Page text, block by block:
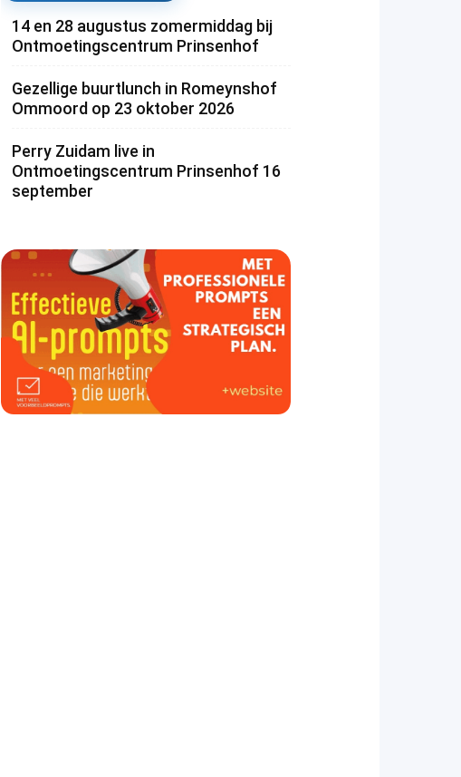
14 en 28 augustus zomermiddag bij
Ontmoetingscentrum Prinsenhof
Gezellige buurtlunch in Romeynshof
Ommoord op 23 oktober 2026
Perry Zuidam live in
Ontmoetingscentrum Prinsenhof 16
september